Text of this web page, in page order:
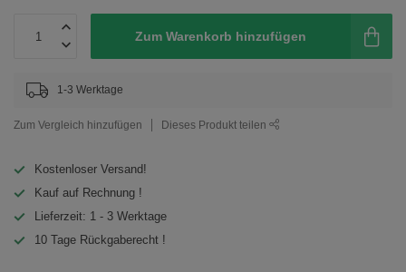
Zum Warenkorb hinzufügen
1-3 Werktage
Zum Vergleich hinzufügen Dieses Produkt teilen
Kostenloser Versand!
Kauf auf Rechnung !
Lieferzeit: 1 - 3 Werktage
10 Tage Rückgaberecht !